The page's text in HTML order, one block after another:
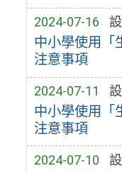
2024-07-16
中小學使用「
注意事項
2024-07-11
中小學使用「
注意事項
2024-07-10